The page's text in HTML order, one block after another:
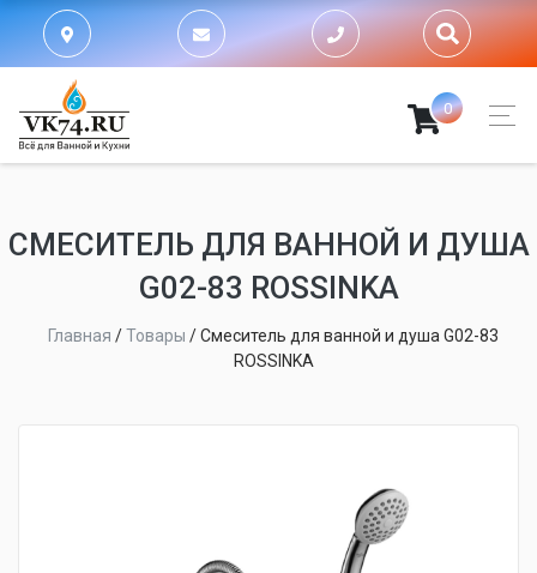
0
СМЕСИТЕЛЬ ДЛЯ ВАННОЙ И ДУША
G02-83 ROSSINKA
Главная /Товары /Смеситель для ванной и душа G02-83
ROSSINKA